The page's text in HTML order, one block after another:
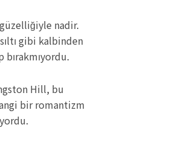
nadir.
gibi kalbinden
bırakmıyordu.
Hill, bu
bir romantizm